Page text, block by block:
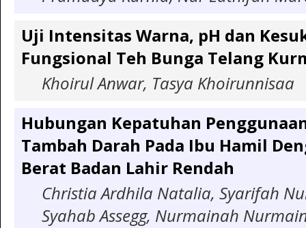
Uji Intensitas Warna, pH dan
Fungsional Teh Bunga Telang
Khoirul Anwar, Tasya Khoirunnisaa
Hubungan Kepatuhan
Tambah Darah Pada Ibu Hamil
Berat Badan Lahir Rendah
Christia Ardhila Natalia, Syarifah
Syahab Assegg, Nurmainah